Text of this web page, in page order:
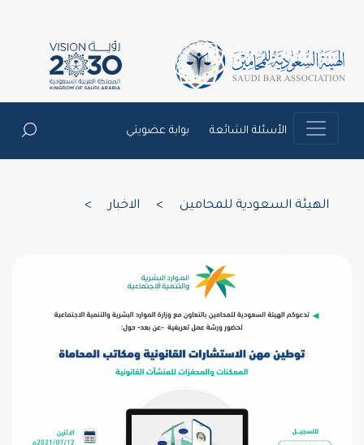
الأسئلة الشائعة بوابة عضويتي
الهيئة السعودية للمحامين الاخبار